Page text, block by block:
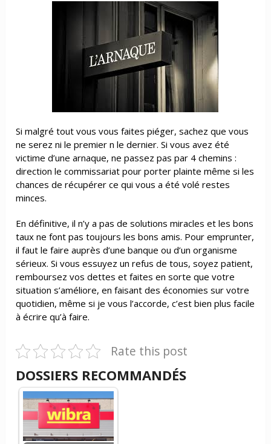
Si malgré tout vous vous faites piéger, sachez que vous
ne serez ni le premier n le dernier. Si vous avez été
victime d’une arnaque, ne passez pas par 4 chemins :
direction le commissariat pour porter plainte même si les
chances de récupérer ce qui vous a été volé restes
minces.
En définitive, il n’y a pas de solutions miracles et les bons
taux ne font pas toujours les bons amis. Pour emprunter,
il faut le faire auprès d’une banque ou d’un organisme
sérieux. Si vous essuyez un refus de tous, soyez patient,
remboursez vos dettes et faites en sorte que votre
situation s’améliore, en faisant des économies sur votre
quotidien, même si je vous l’accorde, c’est bien plus facile
à écrire qu’à faire.
Rate this post
DOSSIERS RECOMMANDÉS